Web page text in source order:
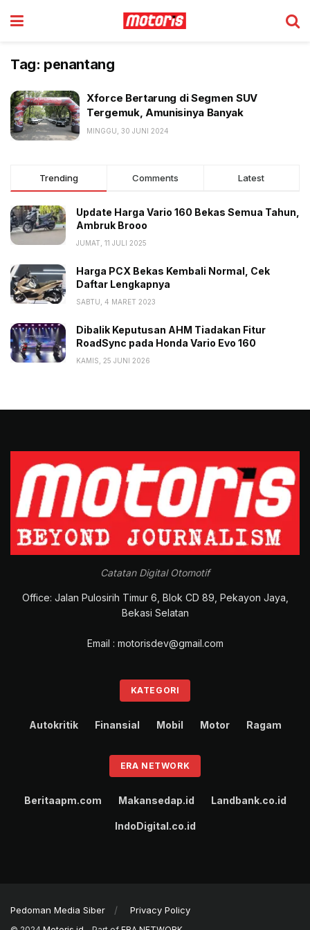
Tag: penantang
Xforce Bertarung di Segmen SUV
Tergemuk, Amunisinya Banyak
MINGGU, 30 JUNI 2024
Trending Comments Latest
Update Harga Vario 160 Bekas Semua Tahun,
Ambruk Brooo
JUMAT, 11 JULI 2025
Harga PCX Bekas Kembali Normal, Cek
Daftar Lengkapnya
SABTU, 4 MARET 2023
Dibalik Keputusan AHM Tiadakan Fitur
RoadSync pada Honda Vario Evo 160
KAMIS, 25 JUNI 2026
Catatan Digital Otomotif
Office: Jalan Pulosirih Timur 6, Blok CD 89, Pekayon Jaya,
Bekasi Selatan
Email : motorisdev@gmail.com
KATEGORI
Autokritik Finansial Mobil Motor Ragam
ERA NETWORK
Beritaapm.com Makansedap.id Landbank.co.id
IndoDigital.co.id
Pedoman Media Siber Privacy Policy